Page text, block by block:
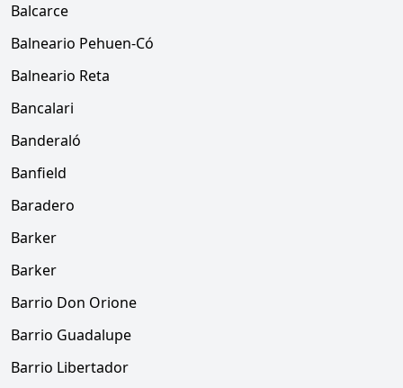
Balcarce
Balneario Pehuen-Có
Balneario Reta
Bancalari
Banderaló
Banfield
Baradero
Barker
Barker
Barrio Don Orione
Barrio Guadalupe
Barrio Libertador